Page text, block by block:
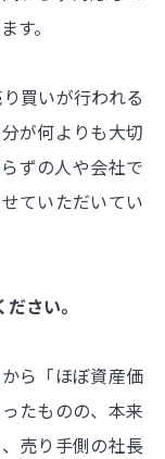
す。
買いが行われる
が何よりも大切
ずの人や会社で
ていただいてい
さい。
ら「ほぼ資産価
たものの、本来
売り手側の社長